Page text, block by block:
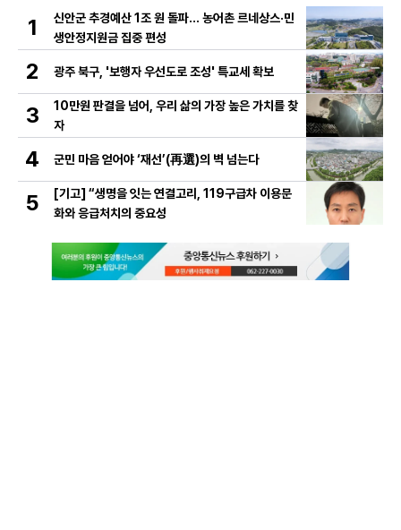
1
신안군 추경예산 1조 원 돌파… 농어촌 르네상스·민
생안정지원금 집중 편성
2 광주 북구, '보행자 우선도로 조성' 특교세 확보
3
10만원 판결을 넘어, 우리 삶의 가장 높은 가치를 찾
자
4 군민 마음 얻어야 ‘재선’(再選)의 벽 넘는다
5
[기고] “생명을 잇는 연결고리, 119구급차 이용문
화와 응급처치의 중요성